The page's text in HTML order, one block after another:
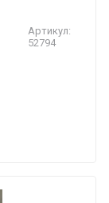
Артикул:
52794